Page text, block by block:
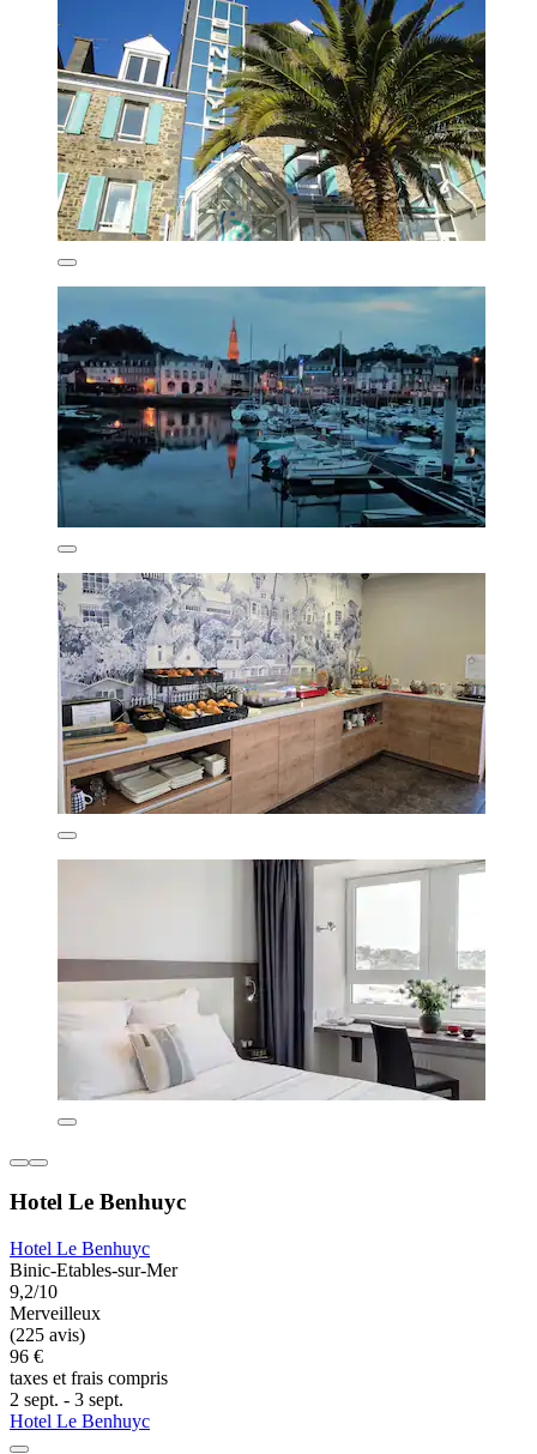
Hotel Le Benhuyc
Hotel Le Benhuyc
Binic-Etables-sur-Mer
9,2/10
Merveilleux
(225 avis)
96 €
taxes et frais compris
2 sept. - 3 sept.
Hotel Le Benhuyc